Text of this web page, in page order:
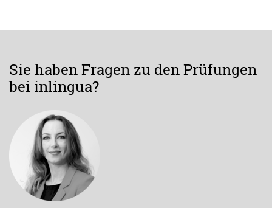
Sie haben Fragen zu den Prüfungen
bei inlingua?